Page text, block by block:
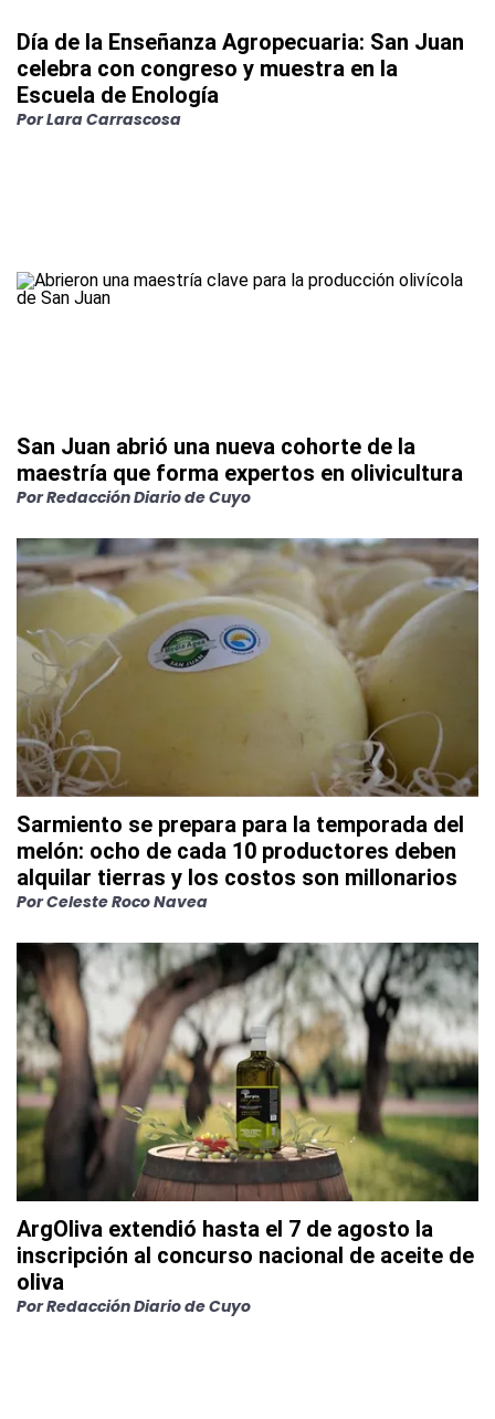
Día de la Enseñanza Agropecuaria: San Juan
celebra con congreso y muestra en la
Escuela de Enología
PorLara Carrascosa
San Juan abrió una nueva cohorte de la
maestría que forma expertos en olivicultura
PorRedacción Diario de Cuyo
Sarmiento se prepara para la temporada del
melón: ocho de cada 10 productores deben
alquilar tierras y los costos son millonarios
PorCeleste Roco Navea
ArgOliva extendió hasta el 7 de agosto la
inscripción al concurso nacional de aceite de
oliva
PorRedacción Diario de Cuyo